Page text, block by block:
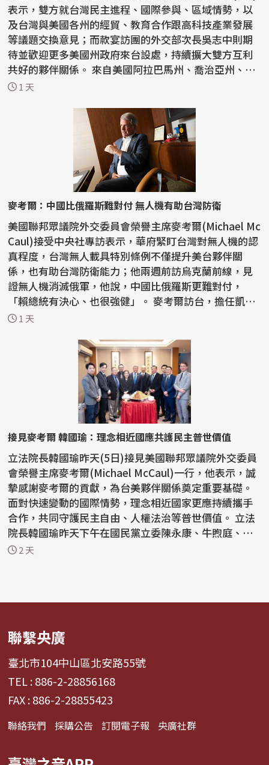
表示，雙方就台灣民主進程、國際參與、區域情勢，以
及台灣與美國各州的經貿、教育合作跟高科技產業發展
等議題交換意見；而款宴訪團的外交部次長吳志中則期
待並歡迎更多美國州政府來台設處，持續擴大雙方互利
共好的夥伴關係。 來自美國阿拉巴馬州、喬治亞州、肯
塔基...
1 天
麥考爾：中國比俄羅斯難對付 無人機有助台灣防衛
美國聯邦眾議院外交委員會榮譽主席麥考爾(Michael Mc
Caul)接受中央社專訪表示，華府緊盯台灣對無人機的認
真程度，台灣無人載具特別條例不僅提升美台夥伴關
係，也有助台灣防衛能力；他兩週前訪烏克蘭前線，見
證無人機消滅俄軍，他說，中國比俄羅斯更難對付，
「賴總統有決心、也很強健」。 麥考爾訪台，擔任凱達
格蘭論壇...
1 天
接見麥考爾 韓國瑜：理念相近國應共護民主普世價值
立法院長韓國瑜昨天(5日)接見美國聯邦眾議院外交委員
會榮譽主席麥考爾(Michael McCaul)一行，他表示，誠
摯感謝麥考爾的貢獻，為台美夥伴關係奠定重要基礎。
面對快速變動的國際情勢，理念相近國家更應持續攜手
合作，共同守護民主自由、人權法治等普世價值。 立法
院長韓國瑜昨天下午在國民黨立委陳永康、牛煦庭、徐
巧芯...
2 天
聯繫央廣
臺北市104中山區北安路55號
TEL : 886-2-28856168
FAX : 886-2-28855423
聯絡我們 採購公告 訂閱電子報 央廣社群